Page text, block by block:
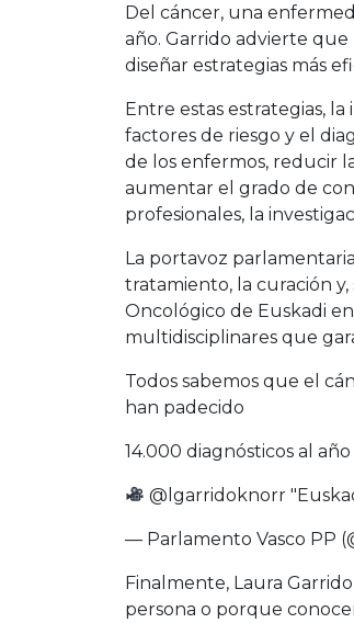
Del cáncer, una
año. Garrido advierte
diseñar estrategias más
Entre estas estrategias,
factores de riesgo y el
de los enfermos, reducir
aumentar el grado de
profesionales, la
La portavoz
tratamiento, la curación y,
Oncológico de Euskadi
multidisciplinares que
Todos sabemos que el
han padecido
14.000 diagnósticos al
@lgarridoknorr
— Parlamento Vasco PP
Finalmente, Laura
persona o porque